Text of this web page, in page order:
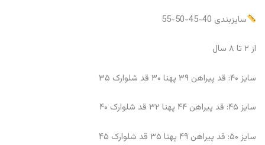
سایزبندی 40-45-50-55
از ۲ تا ۸ سال
سایز ۴۰: قد پیراهن ۳۹ پهنا ۳۰ قد شلوارک ۳۵
سایز ۴۵: قد پیراهن ۴۴ پهنا ۳۲ قد شلوارک ۴۰
سایز ۵۰: قد پیراهن ۴۹ پهنا ۳۵ قد شلوارک ۴۵